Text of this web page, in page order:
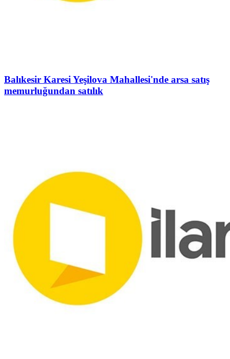
Balıkesir Karesi Yeşilova Mahallesi'nde arsa satış
memurluğundan satılık